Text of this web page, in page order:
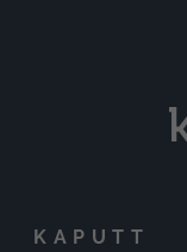
KAPUTT